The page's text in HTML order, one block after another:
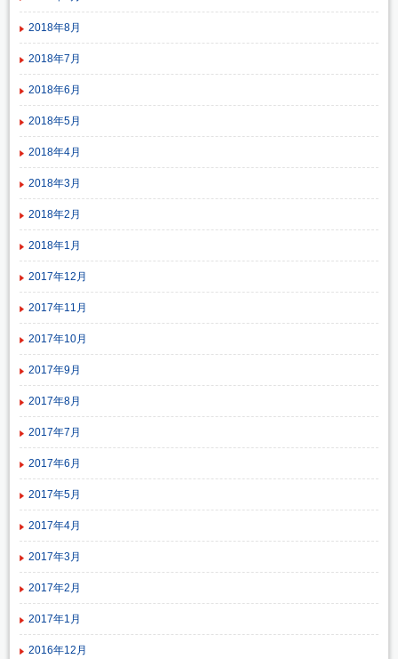
2018年8月
2018年7月
2018年6月
2018年5月
2018年4月
2018年3月
2018年2月
2018年1月
2017年12月
2017年11月
2017年10月
2017年9月
2017年8月
2017年7月
2017年6月
2017年5月
2017年4月
2017年3月
2017年2月
2017年1月
2016年12月